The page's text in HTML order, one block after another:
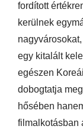
fordított
kerülnek
egy kitalált
egészen
dobogtatja
hősében
filmalkotásban